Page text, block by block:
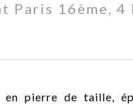
Paris 16ème, 4
en pierre de taille,